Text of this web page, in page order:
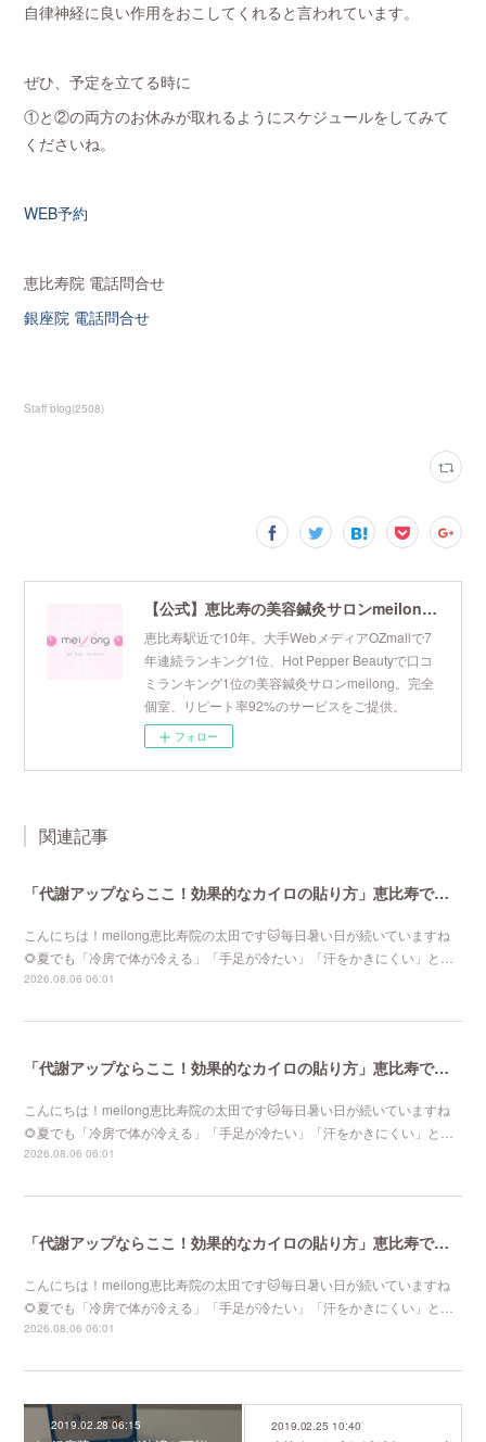
自律神経に良い作用をおこしてくれると言われています。
ぜひ、予定を立てる時に
①と②の両方のお休みが取れるようにスケジュールをしてみて
くださいね。
WEB予約
恵比寿院 電話問合せ
銀座院 電話問合せ
Staff blog(2508)
【公式】恵比寿の美容鍼灸サロンmeilong｜ツボを押さえた針・お灸の治療で美容と健康を叶えます
恵比寿駅近で10年。大手WebメディアOZmallで7
年連続ランキング1位、Hot Pepper Beautyで口コ
ミランキング1位の美容鍼灸サロンmeilong。完全
個室、リピート率92%のサービスをご提供。
フォロー
関連記事
「代謝アップならここ！効果的なカイロの貼り方」恵比寿で口コミNo 1美容鍼灸ならmeilong
こんにちは！meilong恵比寿院の太田です🐱毎日暑い日が続いていますね
🌻夏でも「冷房で体が冷える」「手足が冷たい」「汗をかきにくい」と…
2026.08.06 06:01
「代謝アップならここ！効果的なカイロの貼り方」恵比寿で口コミNo 1美容鍼灸ならmeilong
こんにちは！meilong恵比寿院の太田です🐱毎日暑い日が続いていますね
🌻夏でも「冷房で体が冷える」「手足が冷たい」「汗をかきにくい」と…
2026.08.06 06:01
「代謝アップならここ！効果的なカイロの貼り方」恵比寿で口コミNo 1美容鍼灸ならmeilong
こんにちは！meilong恵比寿院の太田です🐱毎日暑い日が続いていますね
🌻夏でも「冷房で体が冷える」「手足が冷たい」「汗をかきにくい」と…
2026.08.06 06:01
2019.02.28 06:15 2019.02.25 10:40